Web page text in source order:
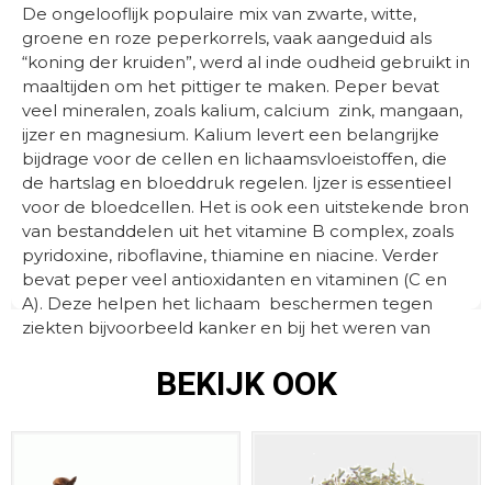
De ongelooflijk populaire mix van zwarte, witte,
groene en roze peperkorrels, vaak aangeduid als
“koning der kruiden”, werd al inde oudheid gebruikt in
maaltijden om het pittiger te maken. Peper bevat
veel mineralen, zoals kalium, calcium zink, mangaan,
ijzer en magnesium. Kalium levert een belangrijke
bijdrage voor de cellen en lichaamsvloeistoffen, die
de hartslag en bloeddruk regelen. Ijzer is essentieel
voor de bloedcellen. Het is ook een uitstekende bron
van bestanddelen uit het vitamine B complex, zoals
pyridoxine, riboflavine, thiamine en niacine. Verder
bevat peper veel antioxidanten en vitaminen (C en
A). Deze helpen het lichaam beschermen tegen
ziekten bijvoorbeeld kanker en bij het weren van
BEKIJK OOK